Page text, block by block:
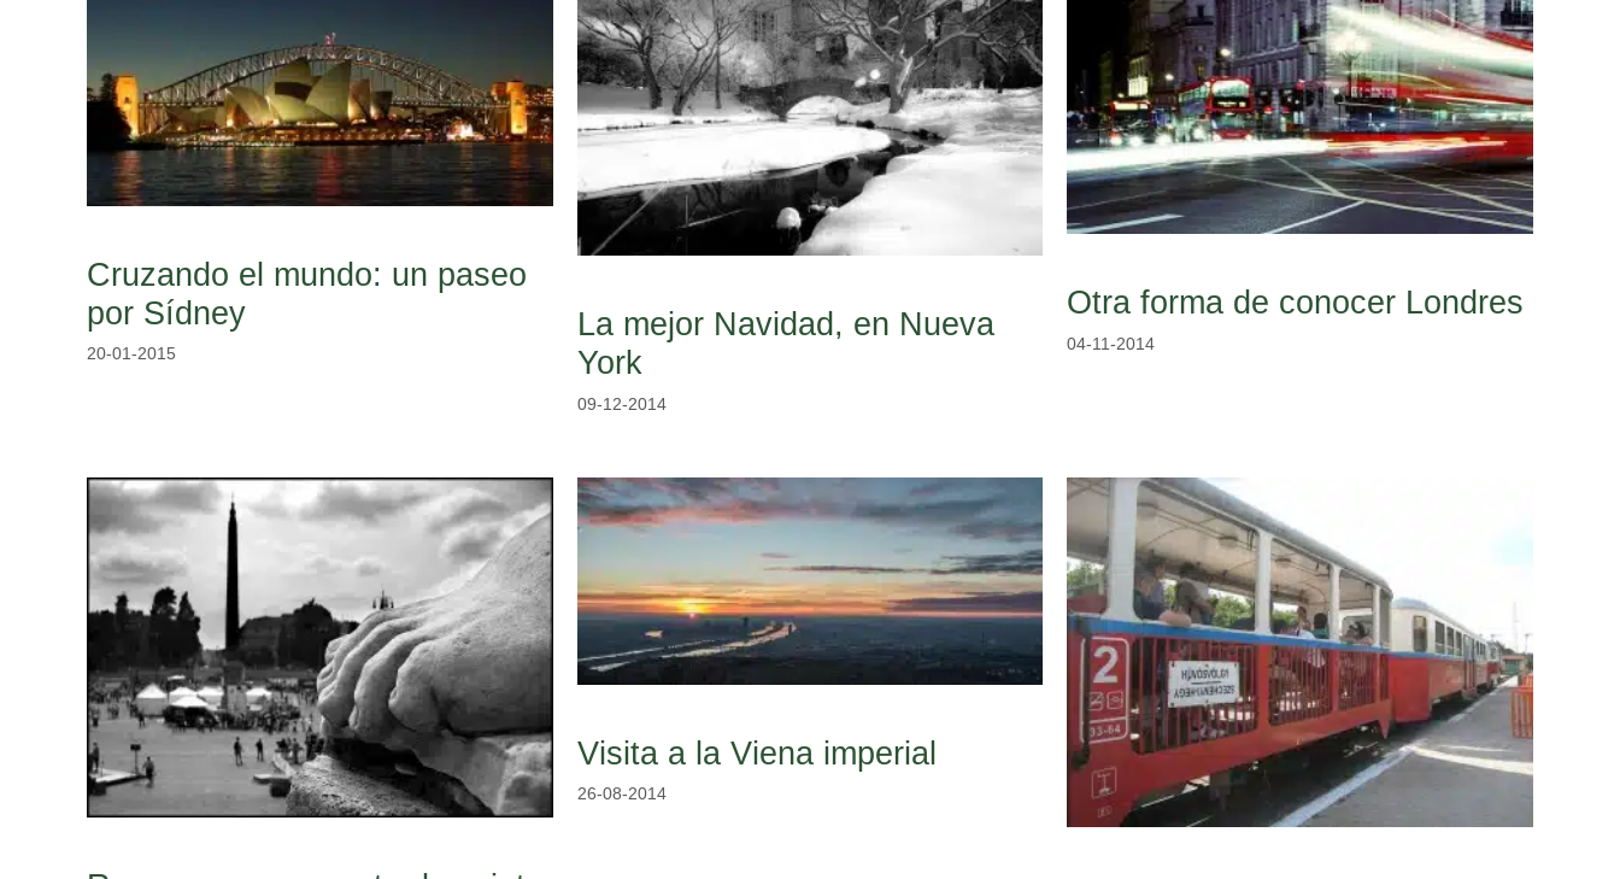
Cruzando el mundo: un paseo
por Sídney
20-01-2015
La mejor Navidad, en Nueva
York
09-12-2014
Otra forma de conocer Londres
04-11-2014
Visita a la Viena imperial
26-08-2014